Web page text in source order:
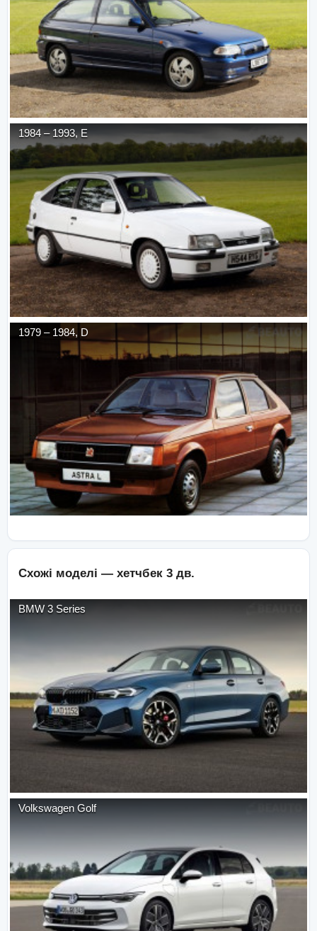
1984 –1993,E
1979 – 1984, D
Схожі моделі — хетчбек 3 дв.
BMW 3 Series
Volkswagen Golf